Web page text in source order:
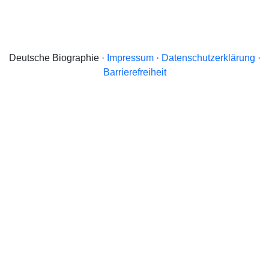
Deutsche Biographie · Impressum· Datenschutzerklärung ·
Barrierefreiheit